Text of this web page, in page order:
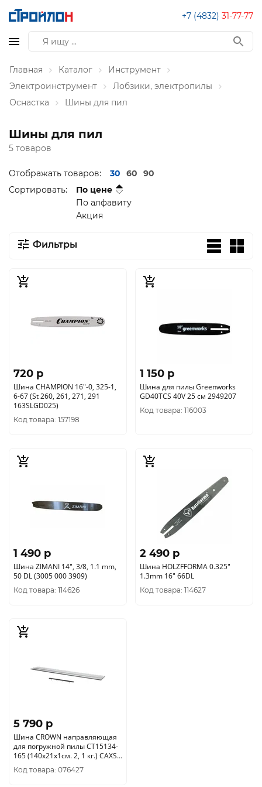
+7 (4832) 31-77-77
Главная Каталог
Инструмент
Электроинструмент
Лобзики, электропилы
Оснастка
Шины для пил
Шины для пил
5 товаров
Отображать товаров: 30 60
90
Сортировать:
По цене
По алфавиту
Акция
Фильтры
720 p
Шина CHAMPION 16"-0, 325-1,
6-67 (St 260, 261, 271, 291
163SLGD025)
Код товара: 157198
1 150 p
Шина для пилы Greenworks
GD40TCS 40V 25 см 2949207
Код товара: 116003
1 490 p
Шина ZIMANI 14", 3/8, 1.1 mm,
50 DL (3005 000 3909)
Код товара: 114626
2 490 p
Шина HOLZFFORMA 0.325"
1.3mm 16" 66DL
Код товара: 114627
5 790 p
Шина CROWN направляющая
для погружной пилы CT15134-
165 (140х21х1см. 2, 1 кг.) CAXS-
BA140
Код товара: 076427